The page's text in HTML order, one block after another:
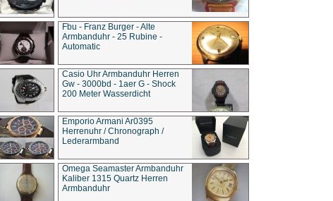
Fbu - Franz Burger - Alte
Armbanduhr - 25 Rubine -
Automatic
Casio Uhr Armbanduhr Herren
Gw - 3000bd - 1aer G - Shock
200 Meter Wasserdicht
Emporio Armani Ar0395
Herrenuhr / Chronograph /
Lederarmband
Omega Seamaster Armbanduhr
Kaliber 1315 Quartz Herren
Armbanduhr